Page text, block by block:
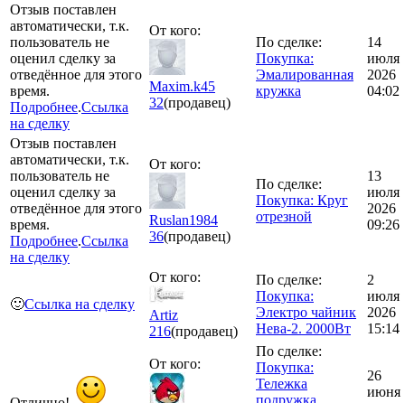
Отзыв поставлен
автоматически, т.к.
пользователь не
оценил сделку за
отведённое для этого
время.
Подробнее.Ссылка
на сделку
От кого:
Maxim.k45
32(продавец)
По сделке:
Покупка:
Эмалированная
кружка
14
июля
2026
04:02
Отзыв поставлен
автоматически, т.к.
пользователь не
оценил сделку за
отведённое для этого
время.
Подробнее.Ссылка
на сделку
От кого:
Ruslan1984
36(продавец)
По сделке:
Покупка: Круг
отрезной
13
июля
2026
09:26
🙂Ссылка на сделку
От кого:
Artiz
216(продавец)
По сделке:
Покупка:
Электро чайник
Нева-2. 2000Вт
2
июля
2026
15:14
От кого:
По сделке:
Покупка:
Тележка
подружка
26
июня